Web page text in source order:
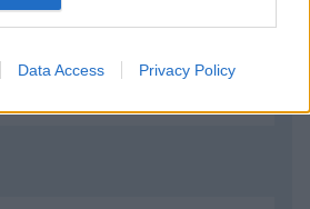
Data Access Privacy Policy